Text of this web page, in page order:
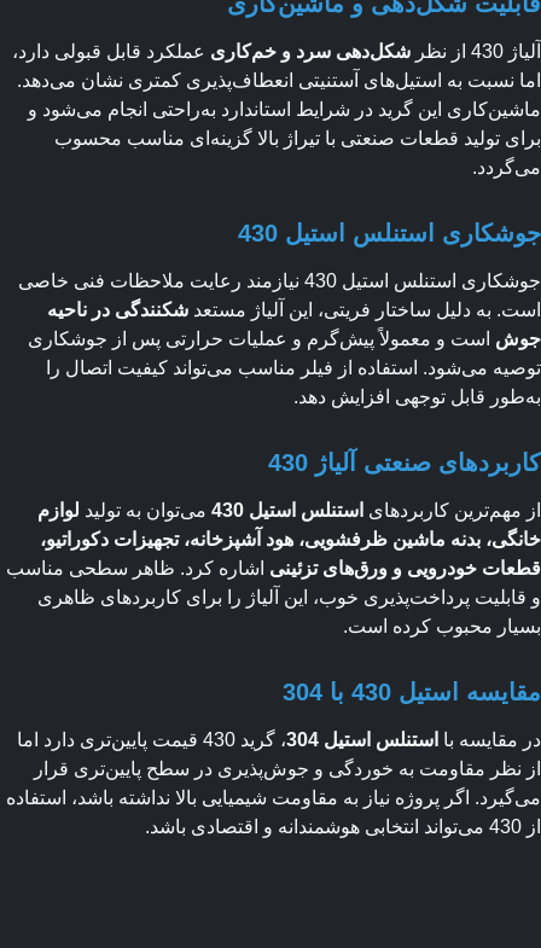
نظر شکل‌دهی سرد و خم‌کاری عملکرد قابل قبولی دارد،
نسبت به استیل‌های آستنیتی انعطاف‌پذیری کمتری نشان می‌دهد.
این گرید در شرایط استاندارد به‌راحتی انجام می‌شود و
تولید قطعات صنعتی با تیراژ بالا گزینه‌ای مناسب محسوب
استنلس استیل 430
جوشکاری استنلس استیل 430 نیازمند رعایت ملاحظات فنی خاصی
به دلیل ساختار فریتی، این آلیاژ مستعدشکنندگی در ناحیه
است و معمولاً پیش‌گرم و عملیات حرارتی پس از جوشکاری
می‌شود. استفاده از فیلر مناسب می‌تواند کیفیت اتصال را
قابل توجهی افزایش دهد.
صنعتی آلیاژ 430
کاربردهایاستنلس استیل 430 می‌توان به تولیدلوازم
بدنه ماشین ظرفشویی، هود آشپزخانه، تجهیزات دکوراتیو،
خودرویی و ورق‌های تزئینیاشاره کرد. ظاهر سطحی مناسب
پرداخت‌پذیری خوب، این آلیاژ را برای کاربردهای ظاهری
محبوب کرده است.
استیل 430 با 304
با استنلس استیل 304
، گرید 430 قیمت پایین‌تری دارد اما
نظر مقاومت به خوردگی و جوش‌پذیری در سطح پایین‌تری قرار
اگر پروژه نیاز به مقاومت شیمیایی بالا نداشته باشد، استفاده